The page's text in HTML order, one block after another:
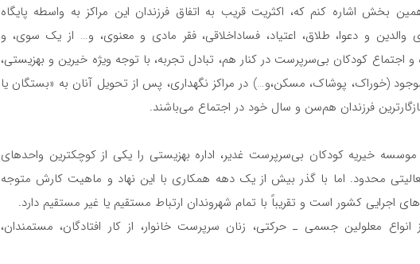
بخش اشاره کنم که، اکثریت قریب به اتفاق فرزندان این مراکز به واسطه پایگاه
والدین و دعوا، طلاق، اعتیاد، فساداخلاقی، فقر مادی و معنوی، و… از یک سوی، و
و اجتماع کودکان بی‌سرپرست در کنار هم، تبادل تجربه، با توجه ویژه خیرین و بهزیستی،
موجود (خوراک، پوشاک، مسکن،و…) در مراکز نگهداری، پس از تحویل آنان به «بستگان یا
فرزندان هم‌سن و سال خود در اجتماع می‌باشند.
خیریه کودکان بی‌سرپرست غدیر، اداره بهزیستی را یکی از کوچکترین واحدهای
محدود. اما با گذر بیش از یک دهه همکاری با این نهاد و ماهیت کارش متوجه
اجرایی کشور است و تقریباً با تمام شهروندان ارتباط مستقیم یا غیر مستقیم دارد.
معلولین جسمی ـ حرکتی، زنان سرپرست خانوار، از کار افتادگان، مستمندان،